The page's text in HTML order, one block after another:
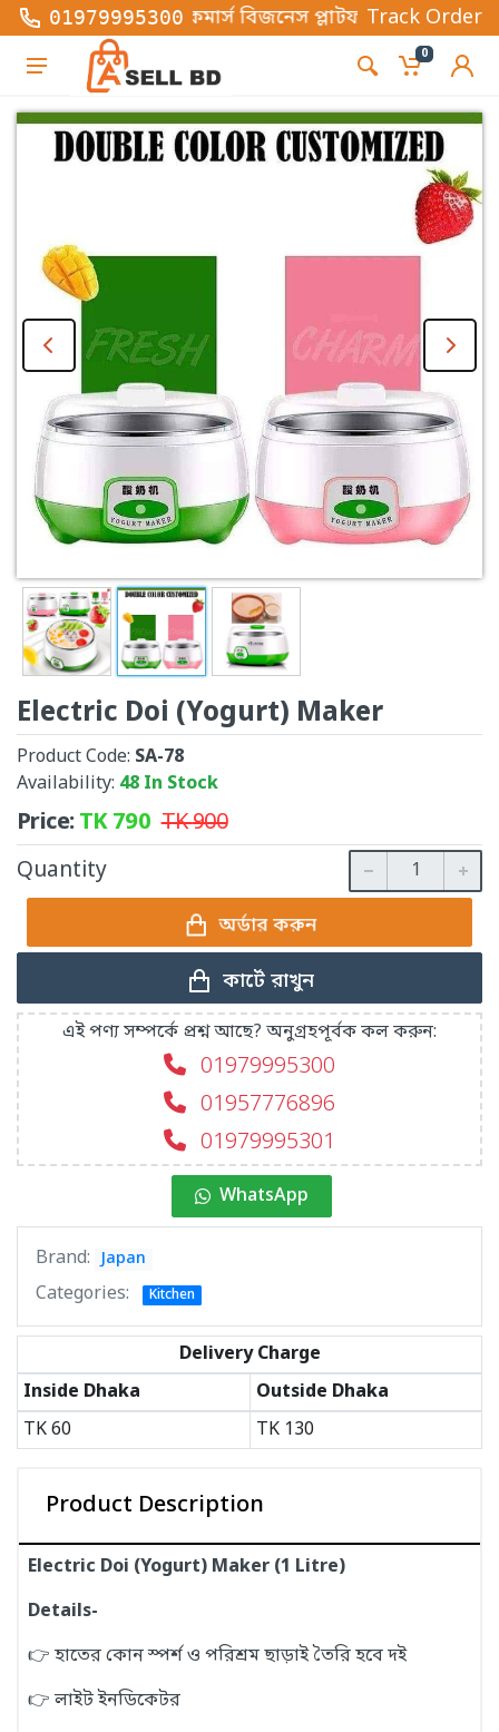
01979995300
ই-কমার্স বিজনেস প্লাটফর্ম , এখানে সব ধরনের
Track Order
0
Electric Doi (Yogurt) Maker
Product Code: SA-78
Availability: 48 In Stock
Price:TK790 TK900
Quantity
অর্ডার করুন
কার্টে রাখুন
এই পণ্য সম্পর্কে প্রশ্ন আছে? অনুগ্রহপূর্বক কল করুন:
01979995300
01957776896
01979995301
WhatsApp
Brand: Japan
Categories: Kitchen
Delivery Charge
Inside Dhaka
Outside Dhaka
TK60 TK 130
Product Description
Electric Doi (Yogurt) Maker (1 Litre)
Details-
👉 হাতের কোন স্পর্শ ও পরিশ্রম ছাড়াই তৈরি হবে দই
👉 লাইট ইনডিকেটর